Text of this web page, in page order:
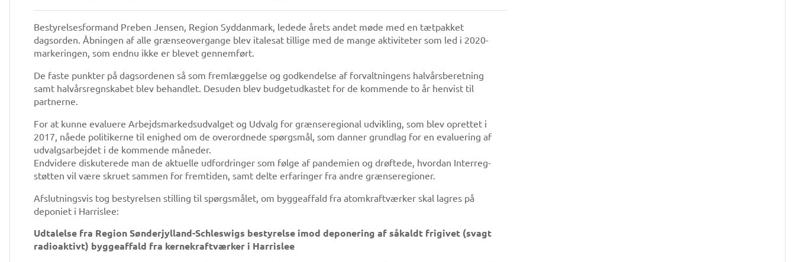
Bestyrelsesformand Preben Jensen, Region Syddanmark, ledede årets andet møde med en tætpakket
dagsorden. Åbningen af alle grænseovergange blev italesat tillige med de mange aktiviteter som led i 2020-
markeringen, som endnu ikke er blevet gennemført.
De faste punkter på dagsordenen så som fremlæggelse og godkendelse af forvaltningens halvårsberetning
samt halvårsregnskabet blev behandlet. Desuden blev budgetudkastet for de kommende to år henvist til
partnerne.
For at kunne evaluere Arbejdsmarkedsudvalget og Udvalg for grænseregional udvikling, som blev oprettet i
2017, nåede politikerne til enighed om de overordnede spørgsmål, som danner grundlag for en evaluering af
udvalgsarbejdet i de kommende måneder.
Endvidere diskuterede man de aktuelle udfordringer som følge af pandemien og drøftede, hvordan Interreg-
støtten vil være skruet sammen for fremtiden, samt delte erfaringer fra andre grænseregioner.
Afslutningsvis tog bestyrelsen stilling til spørgsmålet, om byggeaffald fra atomkraftværker skal lagres på
deponiet i Harrislee:
Udtalelse fra Region Sønderjylland-Schleswigs bestyrelse imod deponering af såkaldt frigivet (svagt
radioaktivt) byggeaffald fra kernekraftværker i Harrislee